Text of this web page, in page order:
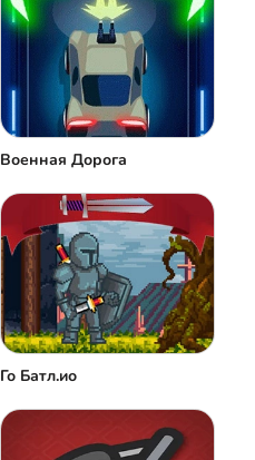
Военная Дорога
Го Батл.ио